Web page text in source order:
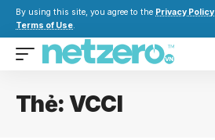
By using this site, you agree to the Privacy Policy
Terms of Use.
Thẻ: VCCI